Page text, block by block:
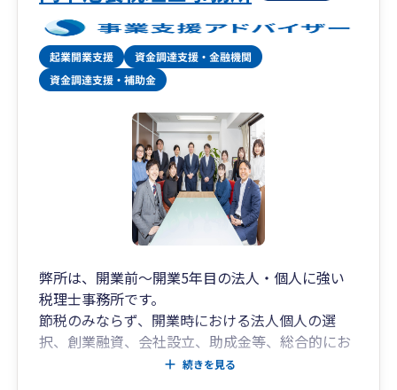
・税務会計の顧問
・資金繰り顧問（将来の現預金残高を把握して定
期的に重要な経営判断する役目を担います）
・融資サポート
・補助金サポート
・内装工事ローンを活用した資金調達（税理士法
人でこの仕組みを持っているのは恐らく当社が唯
一であると自負しております。）
想いとしては経営者様の力になりたい。そんな想
❚無料相談について
当社の無料相談は約2時間ほどお取りすることが
できます。
主にZOOMでの無料相談となります。
弊所は、開業前～開業5年目の法人・個人に強い
税理士事務所です。
節税のみならず、開業時における法人個人の選
択、創業融資、会社設立、助成金等、総合的にお
客様をサポートさせて頂きます。
続きを見る